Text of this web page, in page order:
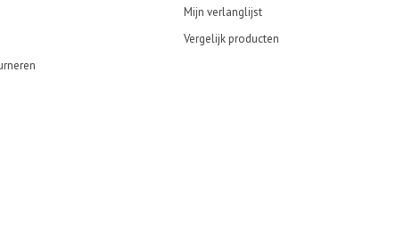
Mijn verlanglijst
Vergelijk producten